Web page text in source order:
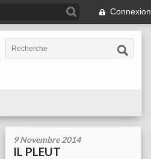
Connexion
9 Novembre 2014
IL PLEUT